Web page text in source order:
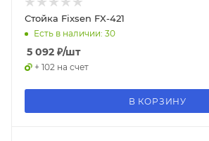
Стойка Fixsen FX-421
Есть в наличии: 30
5 092 ₽/шт
+ 102 на счет
В КОРЗИНУ